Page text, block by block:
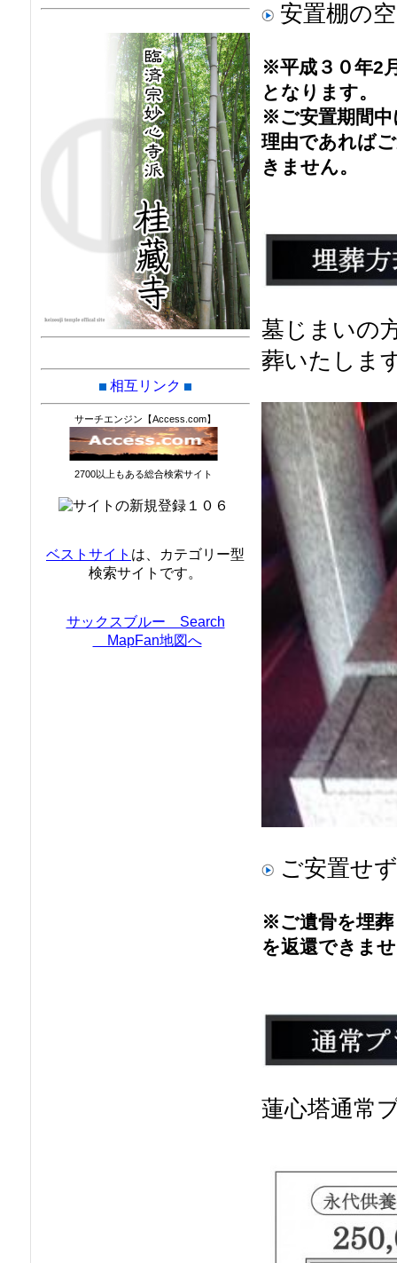
安置棚の
※平成３０年2
となります。
※ご安置期間中
理由であれば
きません。
墓じまいの
葬いたしま
ご安置せ
※ご遺骨を埋
を返還できま
蓮心塔通常
相互リンク
サーチエンジン【Access.com】
2700以上もある総合検索サイト
ベストサイト は、カテゴリー型
検索サイトです。
サックスブルー Search
MapFan地図へ